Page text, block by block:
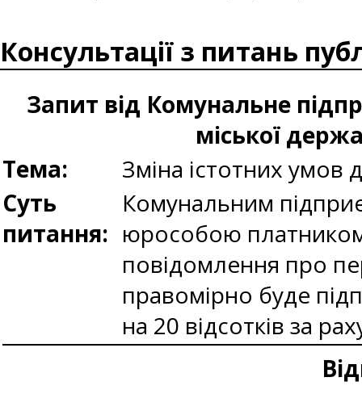
Консультації з питань
Запит від Комунальне
міської
Тема:
Зміна істотних умов
Суть
питання:
Комунальним
юрособою платником
повідомлення про
правомірно буде
на 20 відсотків за